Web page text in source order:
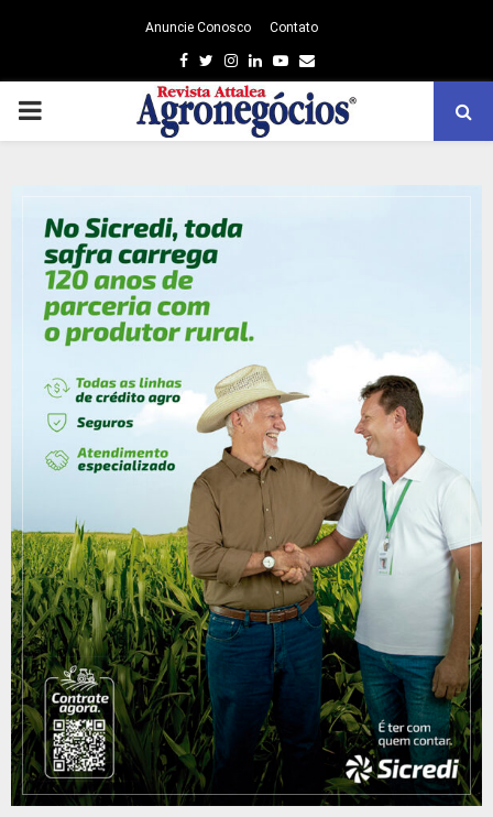
Anuncie Conosco Contato
Facebook
TwitterInstagram
LinkedinYoutube
Email
PRIMARY